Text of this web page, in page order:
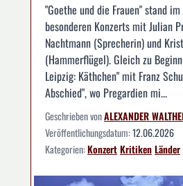
"Goethe und die Frauen" stand
besonderen Konzerts mit Julian
Nachtmann (Sprecherin) und
(Hammerflügel). Gleich zu
Leipzig: Käthchen" mit Franz
Abschied", wo Pregardien mi...
Geschrieben vonALEXANDER
Veröffentlichungsdatum:12.06.2026
Kategorien:KonzertKritikenLänder